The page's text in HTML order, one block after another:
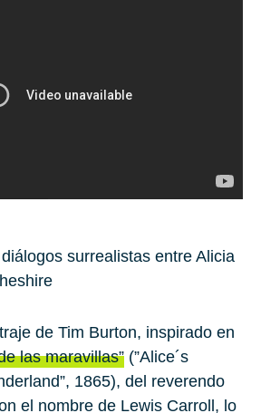
surrealistas entre Alicia
de Tim Burton, inspirado en
las maravillas” (”Alice´s
1865), del reverendo
el nombre de Lewis Carroll, lo